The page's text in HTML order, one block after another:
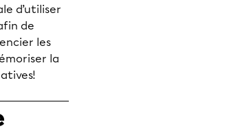
d’utiliser
de
les
la